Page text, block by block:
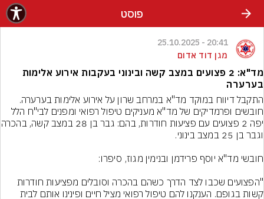
פוסט
20:41 - 25.10.2025
מגן דוד אדום
מד"א: 2 פצועים במצב קשה ובינוני בעקבות אירוע אלימות
בערערה